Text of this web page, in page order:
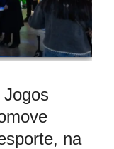
Jogos
na